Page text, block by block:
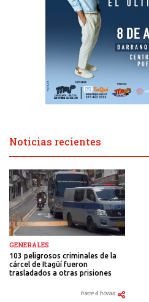
Noticias recientes
GENERALES
103 peligrosos criminales de la
cárcel de Itagüí fueron
trasladados a otras prisiones
hace 4 horas